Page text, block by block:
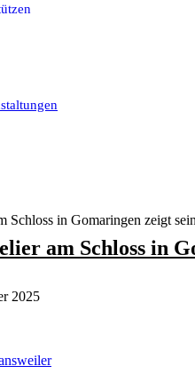
am Schloss in
2025